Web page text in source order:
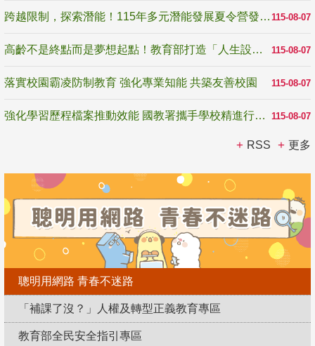
115-08-07
跨越限制，探索潛能！115年多元潛能發展夏令營發掘生命無限可能
115-08-07
高齡不是終點而是夢想起點！教育部打造「人生設計夢工場」 參展第3屆高齡健康產業博覽會
115-08-07
落實校園霸凌防制教育 強化專業知能 共築友善校園
115-08-07
強化學習歷程檔案推動效能 國教署攜手學校精進行政與教學支持
RSS 更多
聰明用網路 青春不迷路
「補課了沒？」人權及轉型正義教育專區
教育部全民安全指引專區